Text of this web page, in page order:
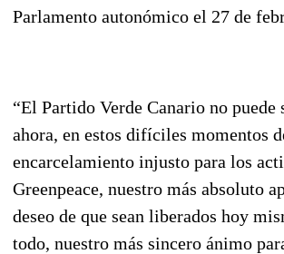
Parlamento autonómico el 27 de
“El Partido Verde Canario no puede
ahora, en estos difíciles momentos
encarcelamiento injusto para los
Greenpeace, nuestro más absoluto
deseo de que sean liberados hoy
todo, nuestro más sincero ánimo